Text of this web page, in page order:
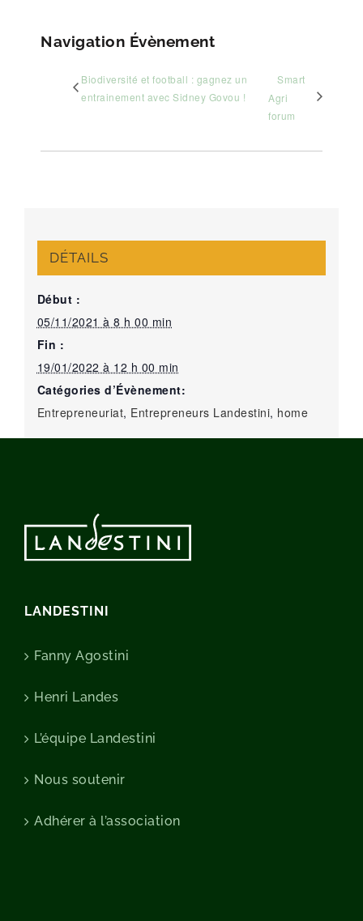
Navigation Évènement
Biodiversité et football : gagnez un
entrainement avec Sidney Govou !
Smart
Agri
forum
DÉTAILS
Début :
05/11/2021 à 8 h 00 min
Fin :
19/01/2022 à 12 h 00 min
Catégories d’Évènement:
Entrepreneuriat, Entrepreneurs Landestini, home
LANDESTINI
Fanny Agostini
Henri Landes
L’équipe Landestini
Nous soutenir
Adhérer à l’association